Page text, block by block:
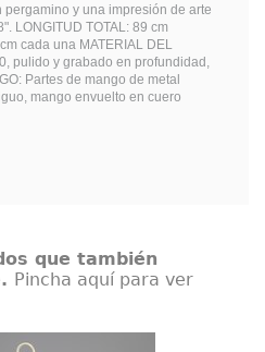
y una impresión de arte
LONGITUD TOTAL: 89 cm
cada una MATERIAL DEL
pulido y grabado en profundidad,
Partes de mango de metal
mango envuelto en cuero
que también
Pincha aquí para ver
de Hermione